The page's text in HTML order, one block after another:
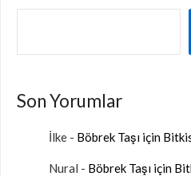
Son Yorumlar
İlke - Böbrek Taşı için
Nural - Böbrek Taşı için